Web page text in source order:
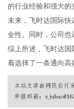
的行业经验和强大
未来，飞时达国际
全性。同时，公司
综上所述，飞时达
着选择了一条通向高